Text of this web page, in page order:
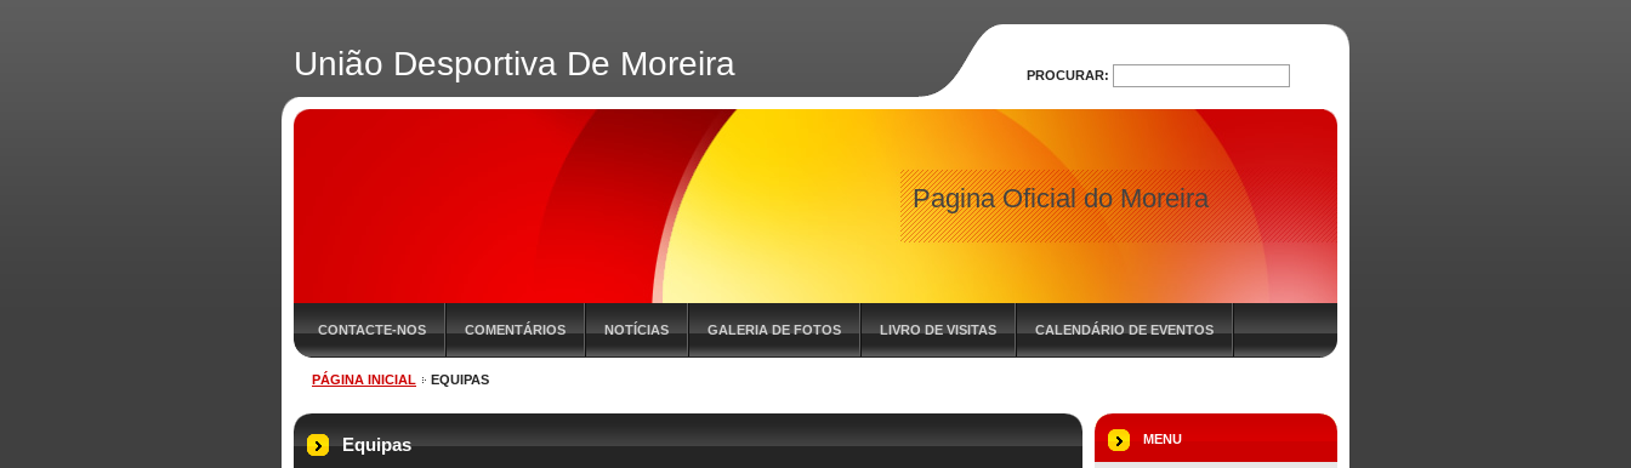
União Desportiva De Moreira
Pagina Oficial do Moreira
CONTACTE-NOS COMENTÁRIOS NOTÍCIAS GALERIA DE FOTOS LIVRO DE VISITAS CALENDÁRIO DE EVENTOS
RESULTADOS EQUIPAS
PÁGINA INICIAL EQUIPAS
Equipas MENU
PROCURAR: